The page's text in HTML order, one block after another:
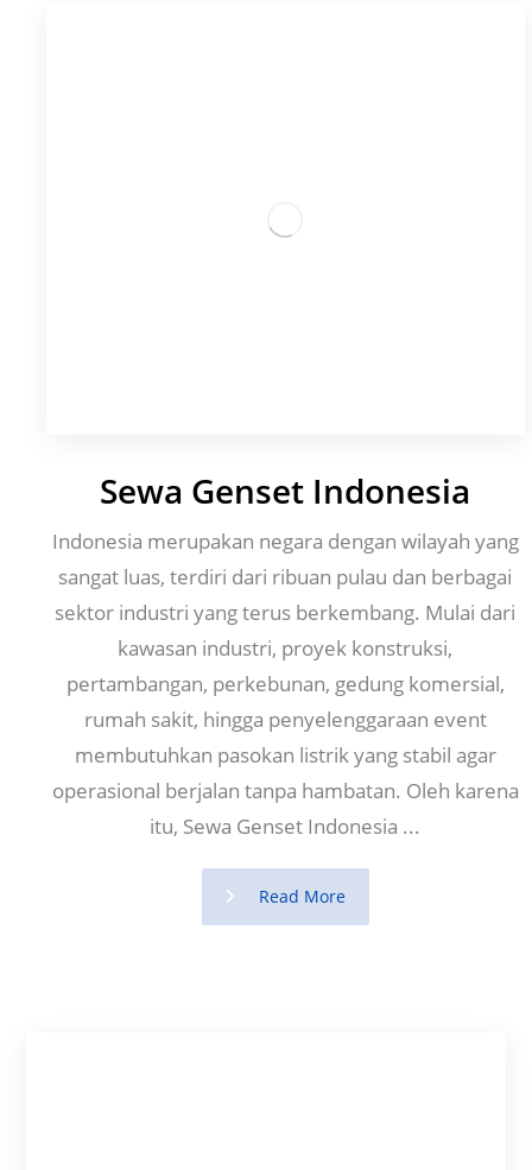
Sewa Genset Indonesia
Indonesia merupakan negara dengan wilayah yang
sangat luas, terdiri dari ribuan pulau dan berbagai
sektor industri yang terus berkembang. Mulai dari
kawasan industri, proyek konstruksi,
pertambangan, perkebunan, gedung komersial,
rumah sakit, hingga penyelenggaraan event
membutuhkan pasokan listrik yang stabil agar
operasional berjalan tanpa hambatan. Oleh karena
itu, Sewa Genset Indonesia ...
Read More